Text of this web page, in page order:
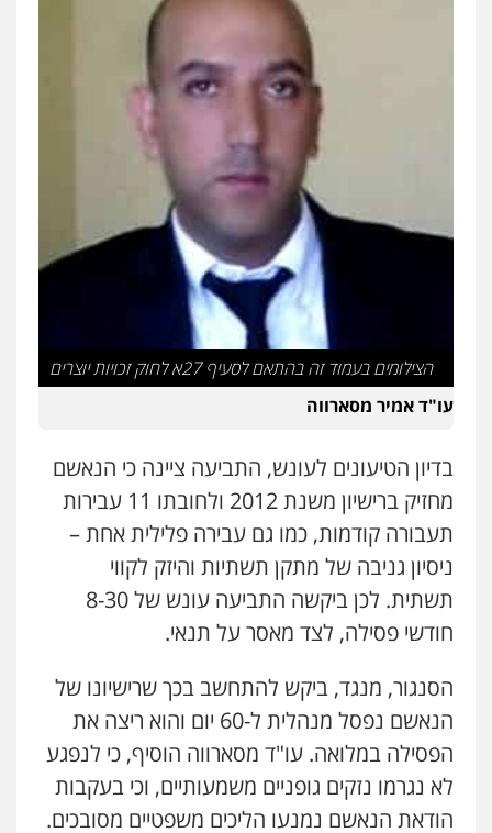
הצילומים בעמוד זה בהתאם לסעיף 27א לחוק זכויות יוצרים
עו"ד אמיר מסארווה
בדיון הטיעונים לעונש, התביעה ציינה כי הנאשם
מחזיק ברישיון משנת 2012 ולחובתו 11 עבירות
תעבורה קודמות, כמו גם עבירה פלילית אחת –
ניסיון גניבה של מתקן תשתיות והיזק לקווי
תשתית. לכן ביקשה התביעה עונש של 8-30
חודשי פסילה, לצד מאסר על תנאי.
הסנגור, מנגד, ביקש להתחשב בכך שרישיונו של
הנאשם נפסל מנהלית ל-60 יום והוא ריצה את
הפסילה במלואה. עו"ד מסארווה הוסיף, כי לנפגע
לא נגרמו נזקים גופניים משמעותיים, וכי בעקבות
הודאת הנאשם נמנעו הליכים משפטיים מסובכים.
עורך דין תמיר אלטיט
פלילי
0545577862
עו"ד אריה פטר
לשעבר סגן מנהל המחלקה הפלילית
בפרקליטות המדינה
0506217994
עו"ד יאיר בן סימון
פלילי תעבורה אזרחי
0505719060
שחר לדובסקי, עו"ד
0507913332
עו"ד שלומי שרון
פלילי
0547342002
משפט פלילי פשיעה חמורה פלילי
0524282442
עו"ד זוהר ארבל
פלילי פשיעה חמורה מעצרים וחקירות
קטינים